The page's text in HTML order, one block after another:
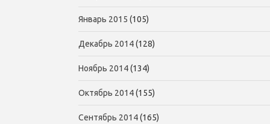
Январь 2015 (105)
Декабрь 2014(128)
Ноябрь 2014(134)
Октябрь 2014(155)
Сентябрь 2014(165)